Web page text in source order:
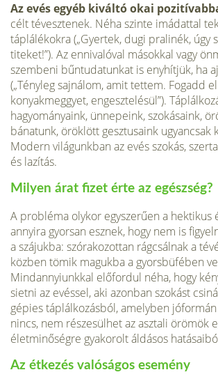
Az evés egyéb kiváltó okai
célt tévesztenek. Néha szinte imádattal
táplálékokra („Gyertek, dugi pralinék, úgy
titeket!”). Az ennivalóval másokkal vagy
szembeni bűntudatunkat is enyhítjük, ha
(„Tényleg sajnálom, amit tettem. Fogadd
konyakmeggyet, engesztelésül”).
hagyományaink, ünnepeink, szokásaink,
bánatunk, öröklött gesztusaink ugyancsak
Modern világunkban az evés szokás,
és lazítás.
Milyen árat fizet érte az egészség?
A probléma olykor egyszerűen a hektikus
annyira gyorsan esznek, hogy nem is
a szájukba: szórakozottan rágcsálnak a
közben tömik magukba a gyorsbüfében
Mindannyiunkkal előfordul néha, hogy
sietni az evéssel, aki azonban szokást
gépies táplálkozásból, amelyben
nincs, nem részesülhet az asztali örömök
életminőségre gyakorolt áldásos
Az étkezés valóságos esemény